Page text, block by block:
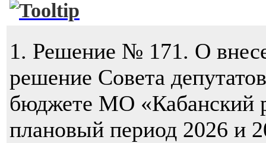
1. Решение № 171. О
решение Совета
бюджете МО «Кабанский
плановый период 2026 и